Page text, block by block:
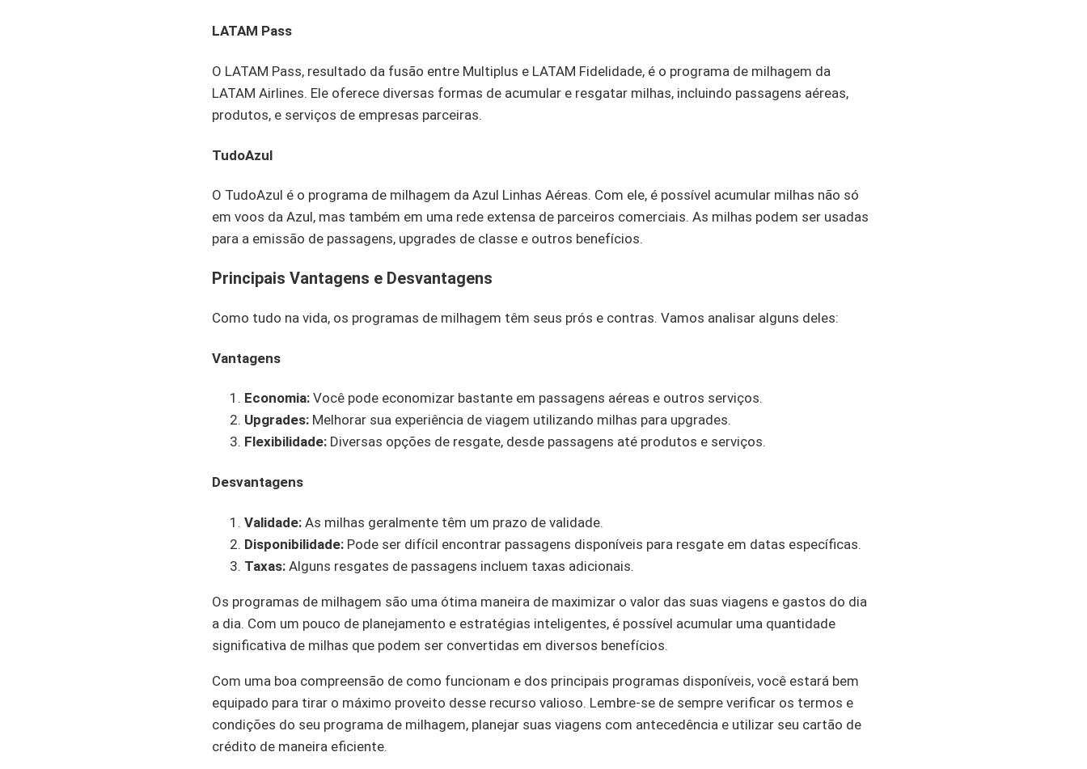
LATAM Pass
O LATAM Pass, resultado da fusão entre Multiplus e LATAM Fidelidade, é o programa de milhagem da
LATAM Airlines. Ele oferece diversas formas de acumular e resgatar milhas, incluindo passagens aéreas,
produtos, e serviços de empresas parceiras.
TudoAzul
O TudoAzul é o programa de milhagem da Azul Linhas Aéreas. Com ele, é possível acumular milhas não só
em voos da Azul, mas também em uma rede extensa de parceiros comerciais. As milhas podem ser usadas
para a emissão de passagens, upgrades de classe e outros benefícios.
Principais Vantagens e Desvantagens
Como tudo na vida, os programas de milhagem têm seus prós e contras. Vamos analisar alguns deles:
Vantagens
Economia: Você pode economizar bastante em passagens aéreas e outros serviços.
Upgrades: Melhorar sua experiência de viagem utilizando milhas para upgrades.
Flexibilidade: Diversas opções de resgate, desde passagens até produtos e serviços.
Desvantagens
Validade: As milhas geralmente têm um prazo de validade.
Disponibilidade: Pode ser difícil encontrar passagens disponíveis para resgate em datas específicas.
Taxas: Alguns resgates de passagens incluem taxas adicionais.
Os programas de milhagem são uma ótima maneira de maximizar o valor das suas viagens e gastos do dia
a dia. Com um pouco de planejamento e estratégias inteligentes, é possível acumular uma quantidade
significativa de milhas que podem ser convertidas em diversos benefícios.
Com uma boa compreensão de como funcionam e dos principais programas disponíveis, você estará bem
equipado para tirar o máximo proveito desse recurso valioso. Lembre-se de sempre verificar os termos e
condições do seu programa de milhagem, planejar suas viagens com antecedência e utilizar seu cartão de
crédito de maneira eficiente.